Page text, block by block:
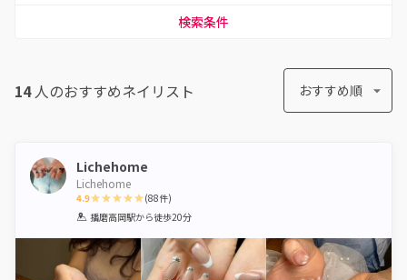
検索条件
14人のおすすめネイリスト おすすめ順
Lichehome
Lichehome
4.9
1 2 3 4 5
(88件)
播磨高岡駅から徒歩20分